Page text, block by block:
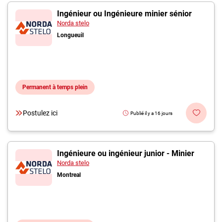
Ingénieur ou Ingénieure minier sénior
Norda stelo
Longueuil
Permanent à temps plein
Postulez ici Publié il y a 16 jours
Ingénieure ou ingénieur junior - Minier
Norda stelo
Montreal